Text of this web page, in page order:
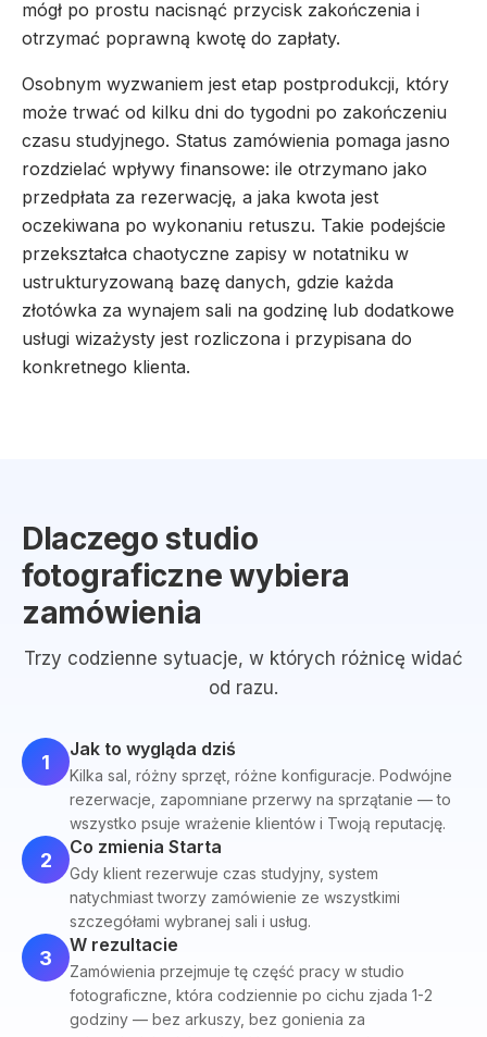
mógł po prostu nacisnąć przycisk zakończenia i
otrzymać poprawną kwotę do zapłaty.
Osobnym wyzwaniem jest etap postprodukcji, który
może trwać od kilku dni do tygodni po zakończeniu
czasu studyjnego. Status zamówienia pomaga jasno
rozdzielać wpływy finansowe: ile otrzymano jako
przedpłata za rezerwację, a jaka kwota jest
oczekiwana po wykonaniu retuszu. Takie podejście
przekształca chaotyczne zapisy w notatniku w
ustrukturyzowaną bazę danych, gdzie każda
złotówka za wynajem sali na godzinę lub dodatkowe
usługi wizażysty jest rozliczona i przypisana do
konkretnego klienta.
Dlaczego studio
fotograficzne wybiera
zamówienia
Trzy codzienne sytuacje, w których różnicę widać
od razu.
1
Jak to wygląda dziś
Kilka sal, różny sprzęt, różne konfiguracje. Podwójne
rezerwacje, zapomniane przerwy na sprzątanie — to
wszystko psuje wrażenie klientów i Twoją reputację.
2
Co zmienia Starta
Gdy klient rezerwuje czas studyjny, system
natychmiast tworzy zamówienie ze wszystkimi
szczegółami wybranej sali i usług.
3
W rezultacie
Zamówienia przejmuje tę część pracy w studio
fotograficzne, która codziennie po cichu zjada 1-2
godziny — bez arkuszy, bez gonienia za